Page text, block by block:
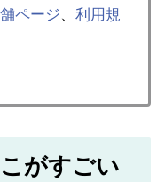
ページ、 利用規
がすごい